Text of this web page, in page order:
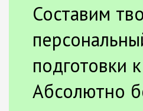
Составим
подготовки
Абсолютно